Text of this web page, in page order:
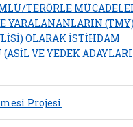
TERÖRLE
YARALANANLARIN
OLARAK İSTİHDAM
VE YEDEK
Projesi